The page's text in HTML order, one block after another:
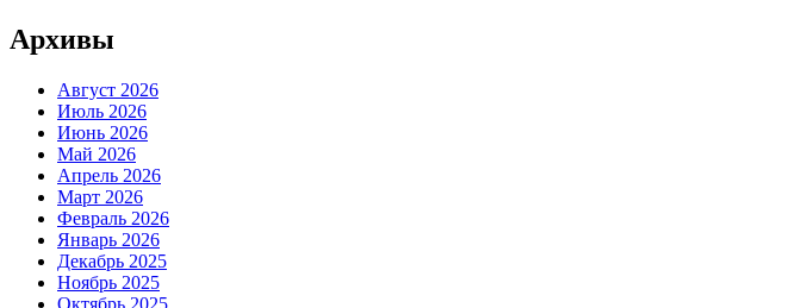
Архивы
Август 2026
Июль 2026
Июнь 2026
Май 2026
Апрель 2026
Март 2026
Февраль 2026
Январь 2026
Декабрь 2025
Ноябрь 2025
Октябрь 2025